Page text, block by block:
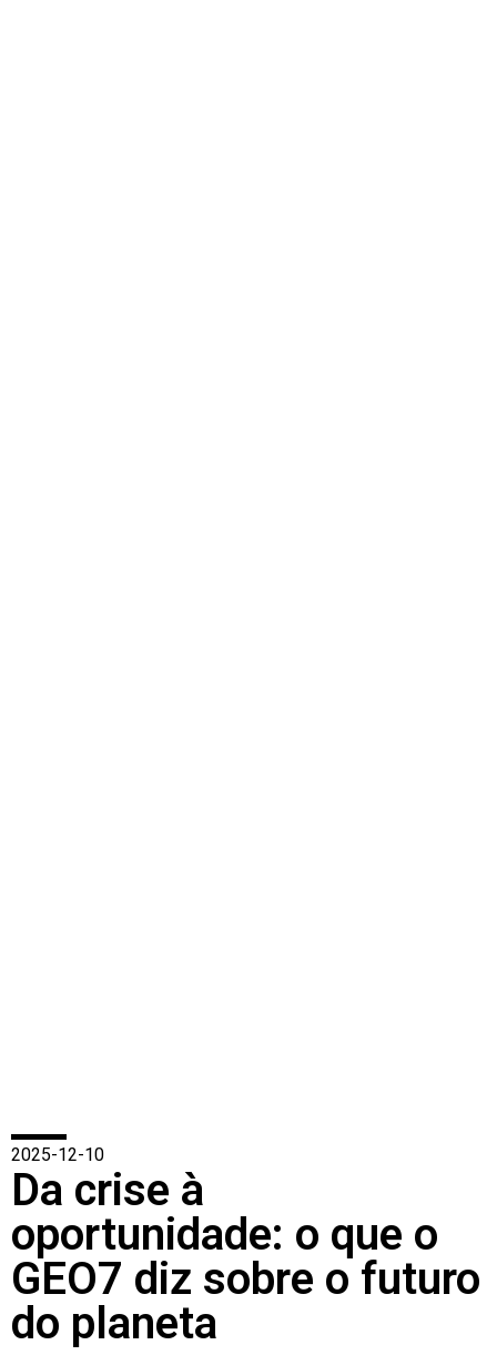
2025-12-10
Da crise à
oportunidade: o que o
GEO7 diz sobre o futuro
do planeta